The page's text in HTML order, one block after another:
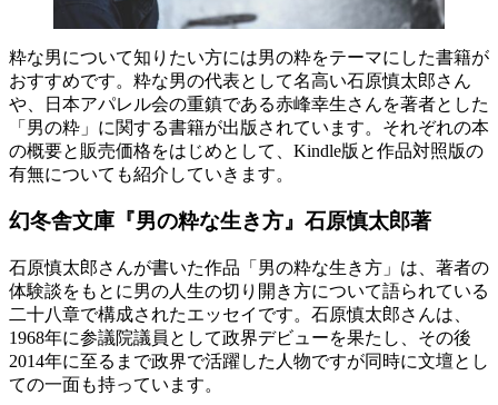
粋な男について知りたい方には男の粋をテーマにした書籍が
おすすめです。粋な男の代表として名高い石原慎太郎さん
や、日本アパレル会の重鎮である赤峰幸生さんを著者とした
「男の粋」に関する書籍が出版されています。それぞれの本
の概要と販売価格をはじめとして、Kindle版と作品対照版の
有無についても紹介していきます。
幻冬舎文庫『男の粋な生き方』石原慎太郎著
石原慎太郎さんが書いた作品「男の粋な生き方」は、著者の
体験談をもとに男の人生の切り開き方について語られている
二十八章で構成されたエッセイです。石原慎太郎さんは、
1968年に参議院議員として政界デビューを果たし、その後
2014年に至るまで政界で活躍した人物ですが同時に文壇とし
ての一面も持っています。